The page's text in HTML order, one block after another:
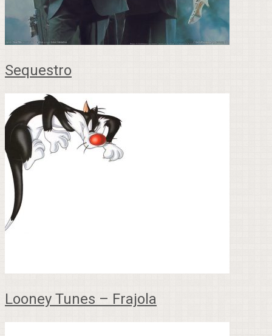
Sequestro
Looney Tunes – Frajola